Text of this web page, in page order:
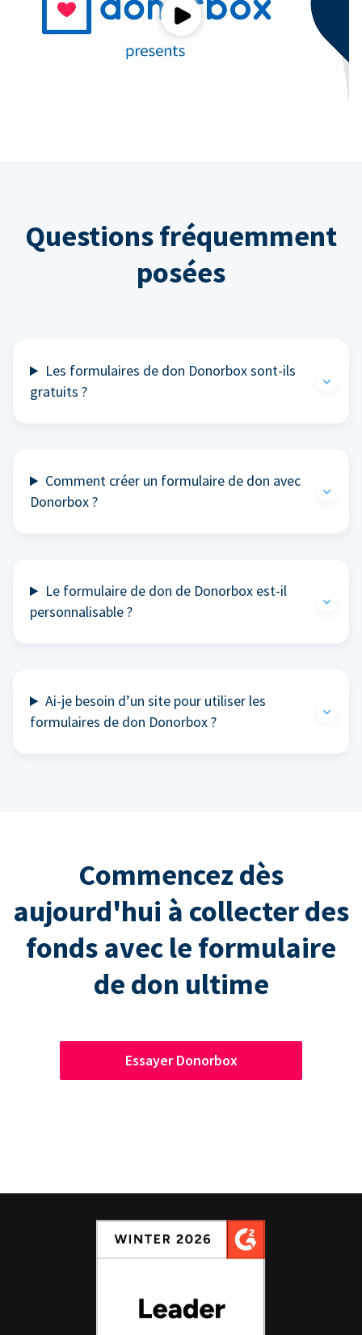
Play
Questions fréquemment
posées
Les formulaires de don Donorbox sont-ils
gratuits ?
Comment créer un formulaire de don avec
Donorbox ?
Le formulaire de don de Donorbox est-il
personnalisable ?
Ai-je besoin d’un site pour utiliser les
formulaires de don Donorbox ?
Commencez dès
aujourd'hui à collecter des
fonds avec le formulaire
de don ultime
Essayer Donorbox